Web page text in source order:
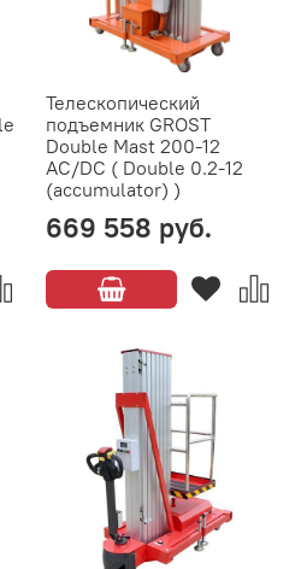
Телескопический
подъемник GROST
Double Mast 200-12
AC/DC ( Double 0.2-12
(accumulator) )
669 558 руб.